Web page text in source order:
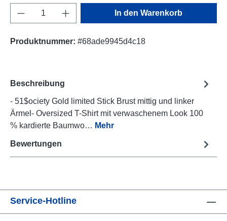
Produkt Anzahl: Gib den gewünschten
In den Warenkorb
Produktnummer: #68ade9945d4c18
Beschreibung
- 51$ociety Gold limited Stick Brust mittig und linker
Ärmel- Oversized T-Shirt mit verwaschenem Look 100
% kardierte Baumwo… Mehr
Bewertungen
Service-Hotline